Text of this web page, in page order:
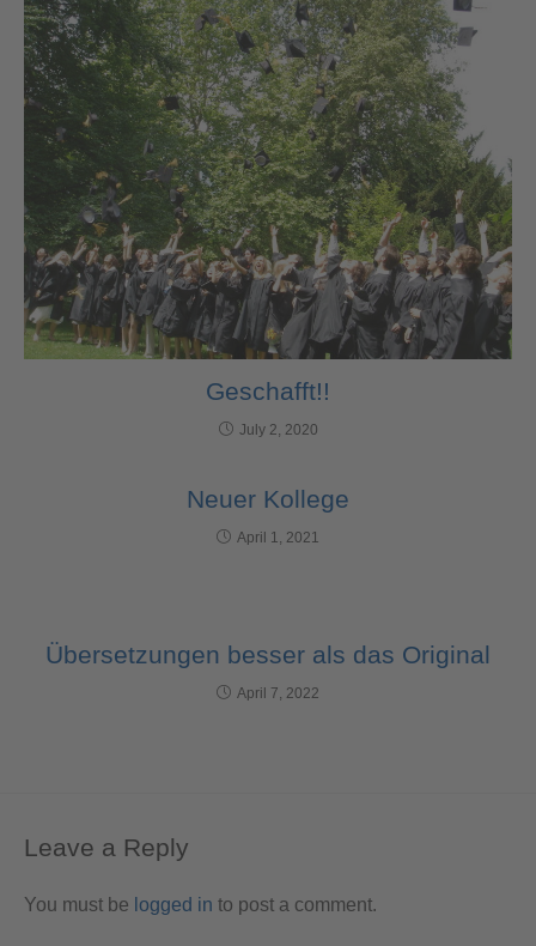
Geschafft!!
July 2, 2020
Neuer Kollege
April 1, 2021
Übersetzungen besser als das Original
April 7, 2022
Leave a Reply
You must be logged in to post a comment.